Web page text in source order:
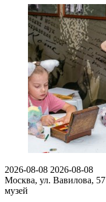
2026-08-08 2026-08-08
Москва, ул. Вавилова, 57
музей